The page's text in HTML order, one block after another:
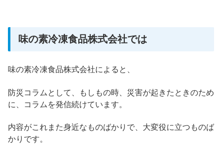
味の素冷凍食品株式会社では
味の素冷凍食品株式会社によると、
防災コラムとして、もしもの時、災害が起きたときのため
に、コラムを発信続けています。
内容がこれまた身近なものばかりで、大変役に立つものば
かりです。